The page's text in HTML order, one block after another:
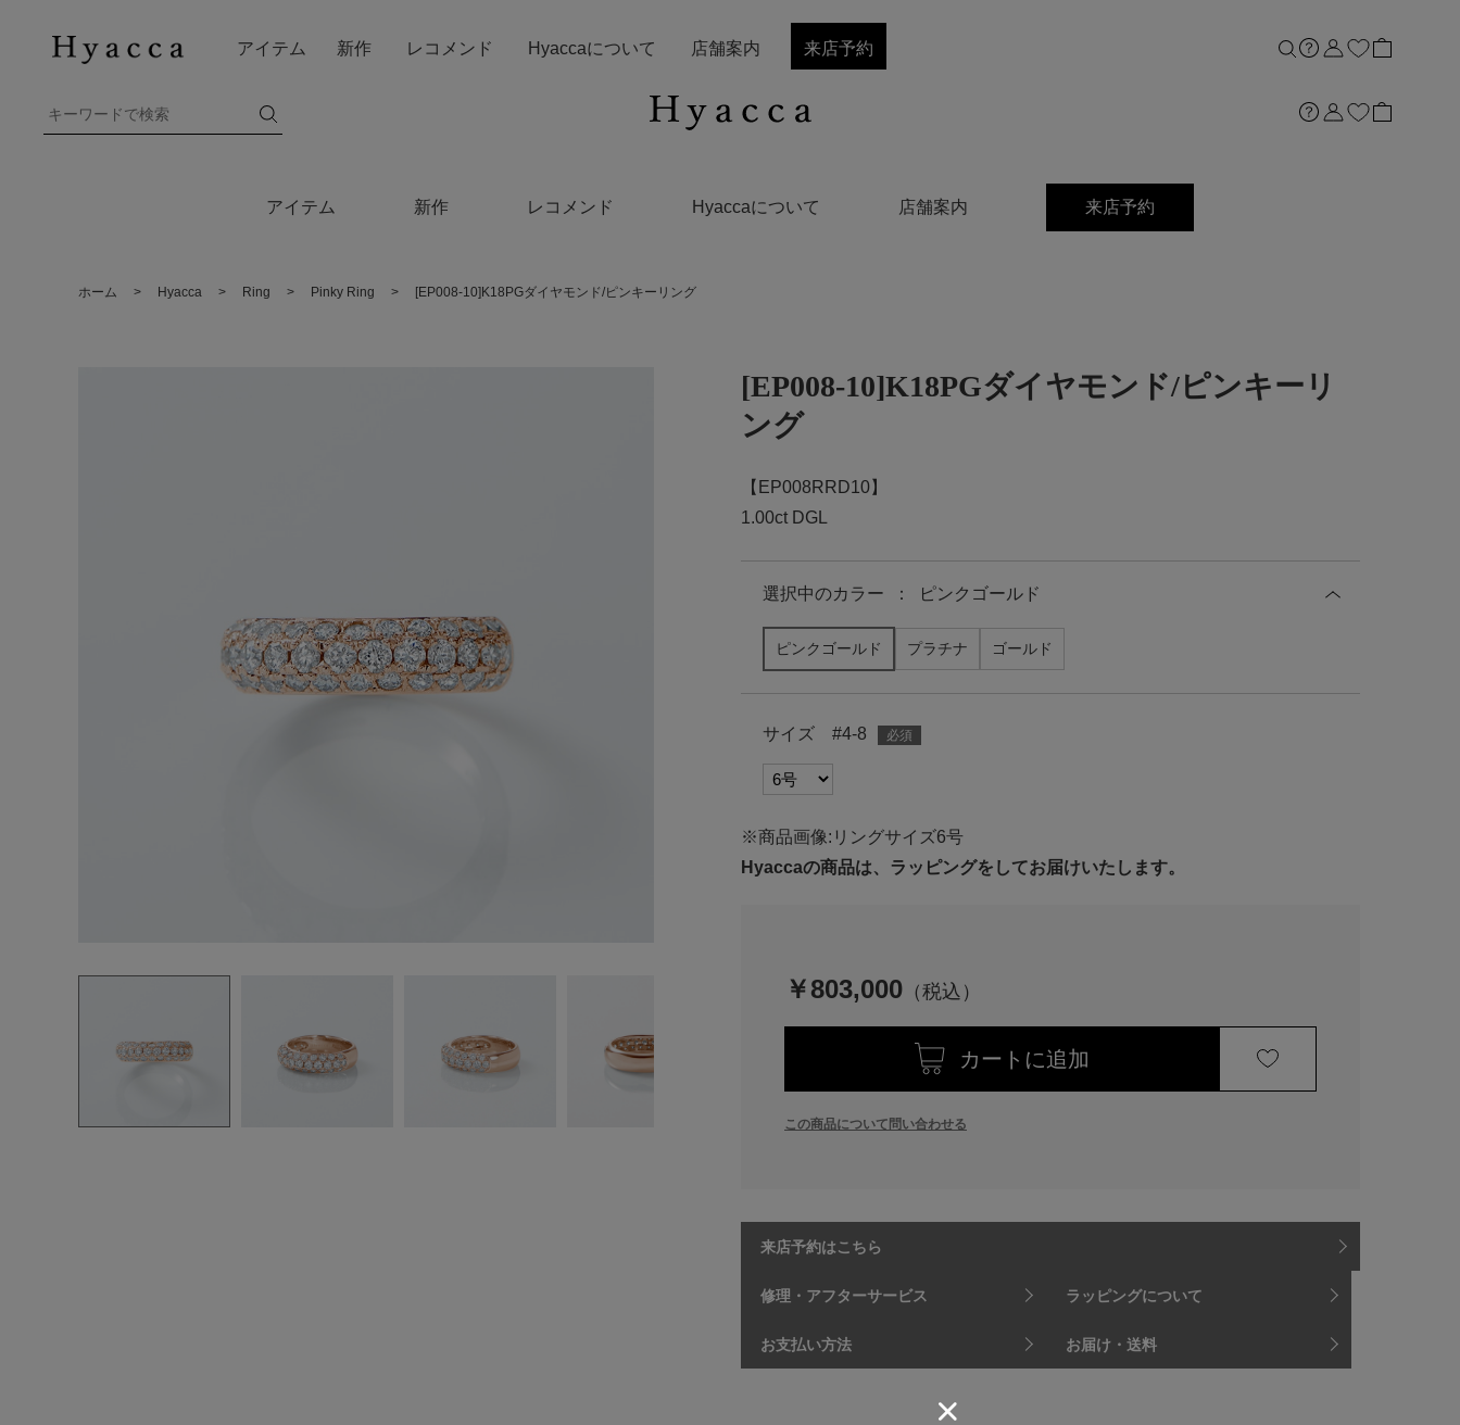
アイテム 新作 レコメンド Hyaccaについて 店舗案内 来店予約
アイテム 新作 レコメンド Hyaccaについて 店舗案内 来店予約
ホーム > Hyacca > Ring > Pinky Ring > [EP008-10]K18PGダイヤモンド/ピンキーリング
[EP008-10]K18PGダイヤモンド/ピンキーリ
ング
【EP008RRD10】
1.00ct DGL
選択中のカラー ： ピンクゴールド
ピンクゴールド プラチナ ゴールド
サイズ #4-8
※商品画像:リングサイズ6号
Hyaccaの商品は、ラッピングをしてお届けいたします。
￥803,000
カートに追加
この商品について問い合わせる
来店予約はこちら
修理・アフターサービス ラッピングについて
お支払い方法 お届け・送料